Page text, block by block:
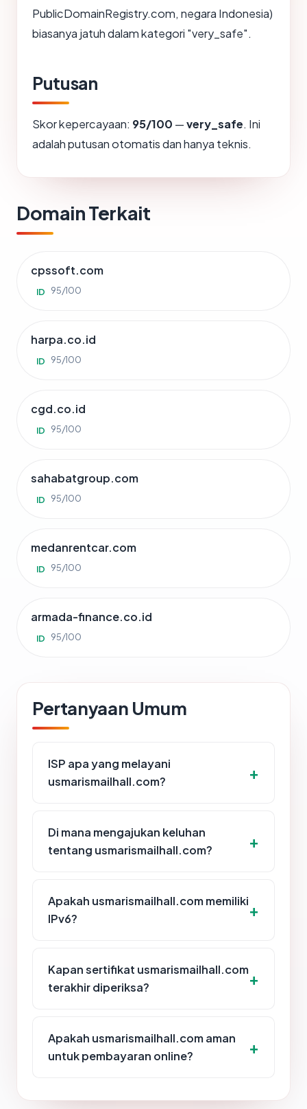
PublicDomainRegistry.com, negara Indonesia)
biasanya jatuh dalam kategori "very_safe".
Putusan
Skor kepercayaan: 95/100 —very_safe. Ini
adalah putusan otomatis dan hanya teknis.
Domain Terkait
cpssoft.com
ID 95/100
harpa.co.id
ID 95/100
cgd.co.id
ID 95/100
sahabatgroup.com
ID 95/100
medanrentcar.com
ID 95/100
armada-finance.co.id
ID 95/100
Pertanyaan Umum
ISP apa yang melayani
usmarismailhall.com?
Di mana mengajukan keluhan
tentang usmarismailhall.com?
Apakah usmarismailhall.com memiliki
IPv6?
Kapan sertifikat usmarismailhall.com
terakhir diperiksa?
Apakah usmarismailhall.com aman
untuk pembayaran online?